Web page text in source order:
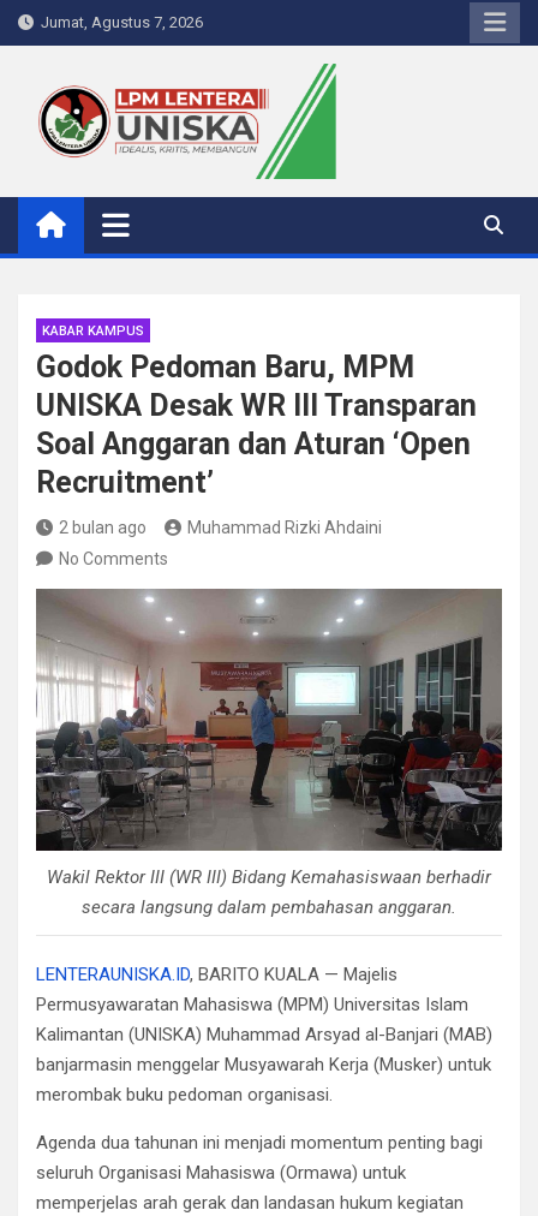
Skip
to
Jumat, Agustus 7, 2026
LPM Lentera Uniska
Portal Berita Kampus
KABAR KAMPUS
Godok Pedoman Baru, MPM
UNISKA Desak WR III Transparan
Soal Anggaran dan Aturan ‘Open
Recruitment’
2 bulan ago
Muhammad Rizki Ahdaini
No Comments
Wakil Rektor III (WR III) Bidang Kemahasiswaan berhadir
secara langsung dalam pembahasan anggaran.
LENTERAUNISKA.ID, ​BARITO KUALA — Majelis
Permusyawaratan Mahasiswa (MPM) Universitas Islam
Kalimantan (UNISKA) Muhammad Arsyad al-Banjari (MAB)
banjarmasin menggelar Musyawarah Kerja (Musker) untuk
merombak buku pedoman organisasi.
Agenda dua tahunan ini menjadi momentum penting bagi
seluruh Organisasi Mahasiswa (Ormawa) untuk
memperjelas arah gerak dan landasan hukum kegiatan